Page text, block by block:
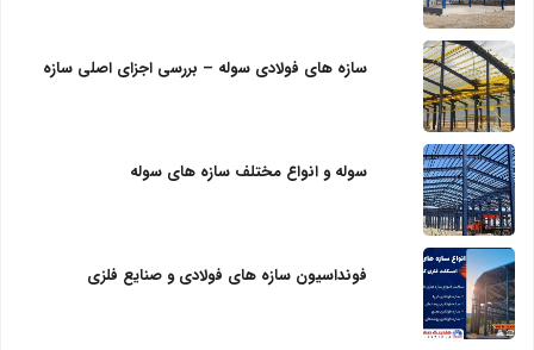
سازه‌ های فولادی سوله – بررسی اجزای اصلی سازه
سوله و انواع مختلف سازه های سوله
فونداسیون سازه های فولادی و صنایع فلزی